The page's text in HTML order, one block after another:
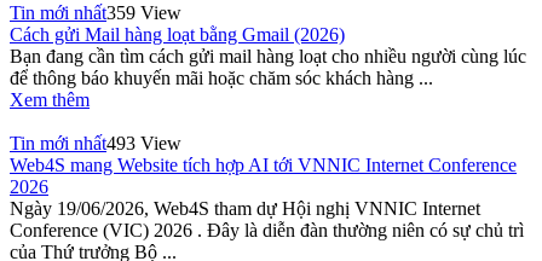
Tin mới nhất359 View
Cách gửi Mail hàng loạt bằng Gmail (2026)
Bạn đang cần tìm cách gửi mail hàng loạt cho nhiều người cùng lúc
để thông báo khuyến mãi hoặc chăm sóc khách hàng ...
Xem thêm
Tin mới nhất493 View
Web4S mang Website tích hợp AI tới VNNIC Internet Conference
2026
Ngày 19/06/2026, Web4S tham dự Hội nghị VNNIC Internet
Conference (VIC) 2026 . Đây là diễn đàn thường niên có sự chủ trì
của Thứ trưởng Bộ ...